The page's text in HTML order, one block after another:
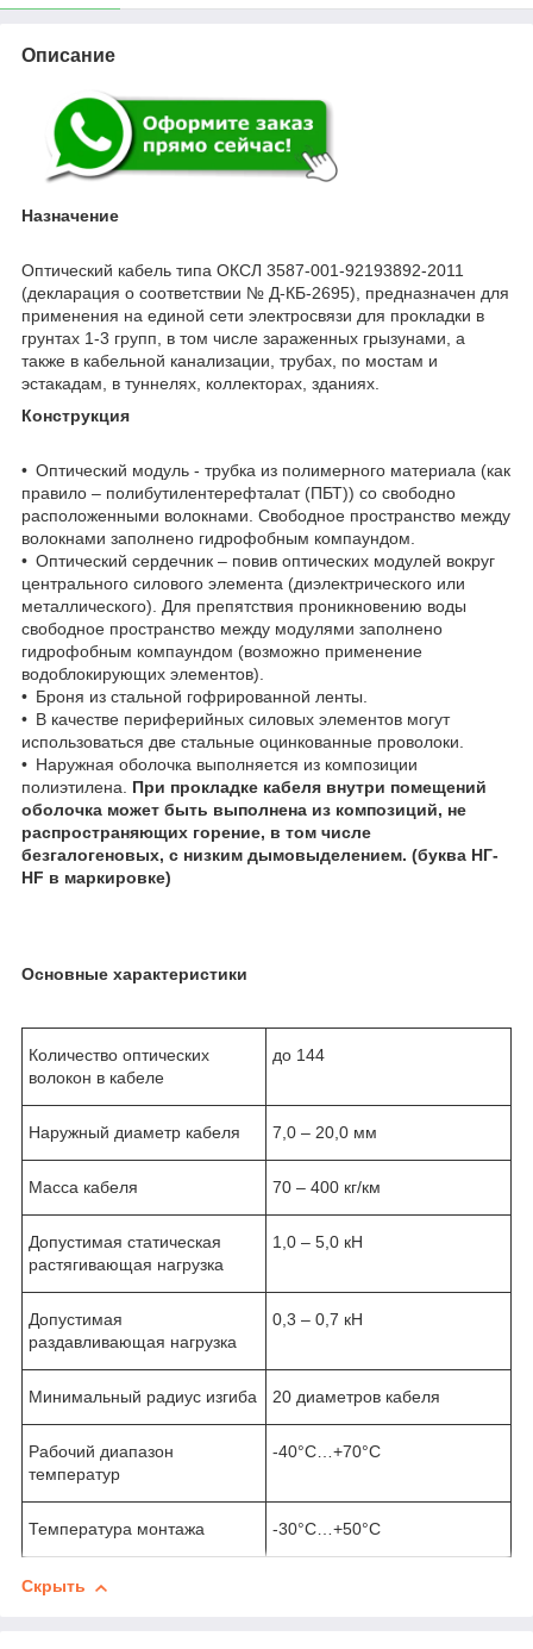
Описание
Назначение
Оптический кабель типа ОКСЛ 3587-001-92193892-2011
(декларация о соответствии № Д-КБ-2695), предназначен для
применения на единой сети электросвязи для прокладки в
грунтах 1-3 групп, в том числе зараженных грызунами, а
также в кабельной канализации, трубах, по мостам и
эстакадам, в туннелях, коллекторах, зданиях.
Конструкция
• Оптический модуль - трубка из полимерного материала (как
правило – полибутилентерефталат (ПБТ)) со свободно
расположенными волокнами. Свободное пространство между
волокнами заполнено гидрофобным компаундом.
• Оптический сердечник – повив оптических модулей вокруг
центрального силового элемента (диэлектрического или
металлического). Для препятствия проникновению воды
свободное пространство между модулями заполнено
гидрофобным компаундом (возможно применение
водоблокирующих элементов).
• Броня из стальной гофрированной ленты.
• В качестве периферийных силовых элементов могут
использоваться две стальные оцинкованные проволоки.
• Наружная оболочка выполняется из композиции
полиэтилена. При прокладке кабеля внутри помещений
оболочка может быть выполнена из композиций, не
распространяющих горение, в том числе
безгалогеновых, с низким дымовыделением. (буква НГ-
HF в маркировке)
Основные характеристики
Количество оптических
волокон в кабеле
до 144
Наружный диаметр кабеля 7,0 – 20,0 мм
Масса кабеля 70 – 400 кг/км
Допустимая статическая
растягивающая нагрузка
1,0 – 5,0 кН
Допустимая
раздавливающая нагрузка
0,3 – 0,7 кН
Минимальный радиус изгиба 20 диаметров кабеля
Рабочий диапазон
температур
-40°С…+70°С
Температура монтажа -30°С…+50°С
Скрыть